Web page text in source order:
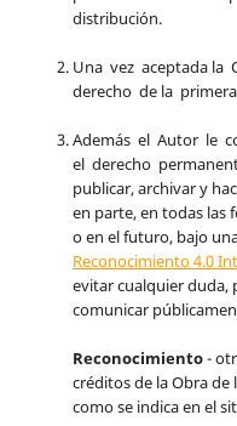
distribución.
Una vez aceptada la
derecho de la
Además el Autor le
el derecho
publicar, archivar y
en parte, en todas las
o en el futuro, bajo
Reconocimiento 4.0
evitar cualquier duda,
comunicar
Reconocimiento-
créditos de la Obra
como se indica en el